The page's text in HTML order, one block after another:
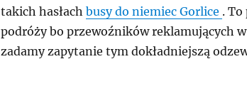
takich hasłach busy do niemiec Gorlice . To
podróży bo przewoźników reklamujących
zadamy zapytanie tym dokładniejszą